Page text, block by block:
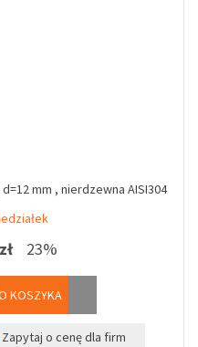
mm , nierdzewna AISI304
23%
KOSZYKA
Zapytaj o cenę dla firm